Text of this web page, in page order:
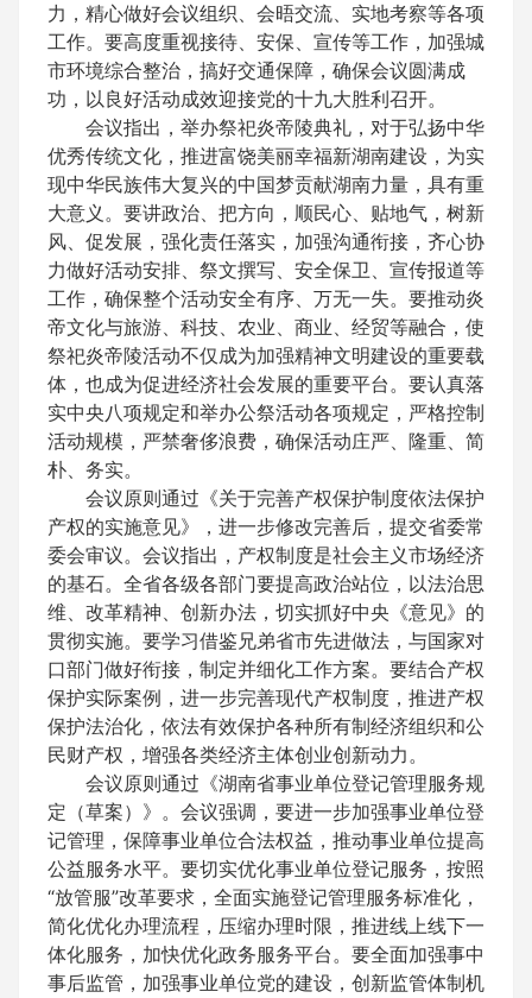
力，精心做好会议组织、会晤交流、实地考察等各项
工作。要高度重视接待、安保、宣传等工作，加强城
市环境综合整治，搞好交通保障，确保会议圆满成
功，以良好活动成效迎接党的十九大胜利召开。
会议指出，举办祭祀炎帝陵典礼，对于弘扬中华
优秀传统文化，推进富饶美丽幸福新湖南建设，为实
现中华民族伟大复兴的中国梦贡献湖南力量，具有重
大意义。要讲政治、把方向，顺民心、贴地气，树新
风、促发展，强化责任落实，加强沟通衔接，齐心协
力做好活动安排、祭文撰写、安全保卫、宣传报道等
工作，确保整个活动安全有序、万无一失。要推动炎
帝文化与旅游、科技、农业、商业、经贸等融合，使
祭祀炎帝陵活动不仅成为加强精神文明建设的重要载
体，也成为促进经济社会发展的重要平台。要认真落
实中央八项规定和举办公祭活动各项规定，严格控制
活动规模，严禁奢侈浪费，确保活动庄严、隆重、简
朴、务实。
会议原则通过《关于完善产权保护制度依法保护
产权的实施意见》，进一步修改完善后，提交省委常
委会审议。会议指出，产权制度是社会主义市场经济
的基石。全省各级各部门要提高政治站位，以法治思
维、改革精神、创新办法，切实抓好中央《意见》的
贯彻实施。要学习借鉴兄弟省市先进做法，与国家对
口部门做好衔接，制定并细化工作方案。要结合产权
保护实际案例，进一步完善现代产权制度，推进产权
保护法治化，依法有效保护各种所有制经济组织和公
民财产权，增强各类经济主体创业创新动力。
会议原则通过《湖南省事业单位登记管理服务规
定（草案）》。会议强调，要进一步加强事业单位登
记管理，保障事业单位合法权益，推动事业单位提高
公益服务水平。要切实优化事业单位登记服务，按照
“放管服”改革要求，全面实施登记管理服务标准化，
简化优化办理流程，压缩办理时限，推进线上线下一
体化服务，加快优化政务服务平台。要全面加强事中
事后监管，加强事业单位党的建设，创新监管体制机